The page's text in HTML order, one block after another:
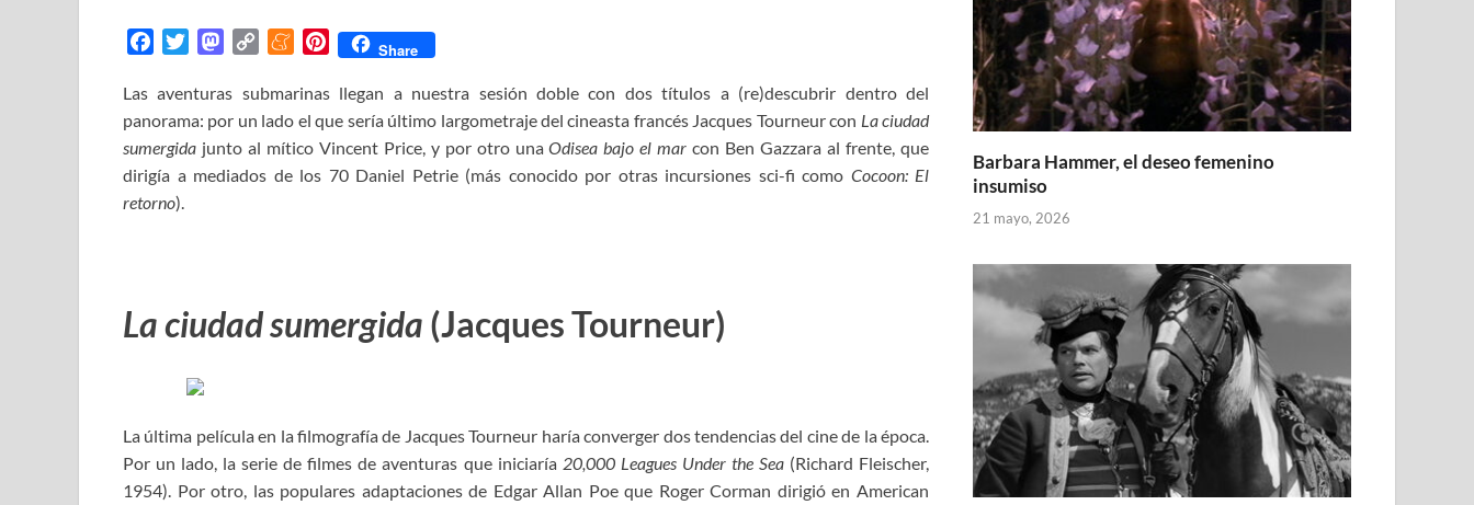
c
e
b
o
o
i
t
t
e
M
s
t
o
d
p
y
L
i
M
n
e
a
m
P
n
t
e
r
Share
Las aventuras submarinas llegan a nuestra sesión doble con dos títulos a (re)descubrir dentro del
panorama: por un lado el que sería último largometraje del cineasta francés Jacques Tourneur con La ciudad
sumergida junto al mítico Vincent Price, y por otro unaOdisea bajo el mar con Ben Gazzara al frente, que
dirigía a mediados de los 70 Daniel Petrie (más conocido por otras incursiones sci-fi como Cocoon: El
retorno).
La ciudad sumergida (Jacques Tourneur)
La última película en la filmografía de Jacques Tourneur haría converger dos tendencias del cine de la época.
Por un lado, la serie defilmes de aventuras que iniciaría 20,000 Leagues Under the Sea(Richard Fleischer,
1954). Por otro, las populares adaptaciones de Edgar Allan Poe que Roger Corman dirigió en American
Barbara Hammer, el deseo femenino
insumiso
21 mayo, 2026